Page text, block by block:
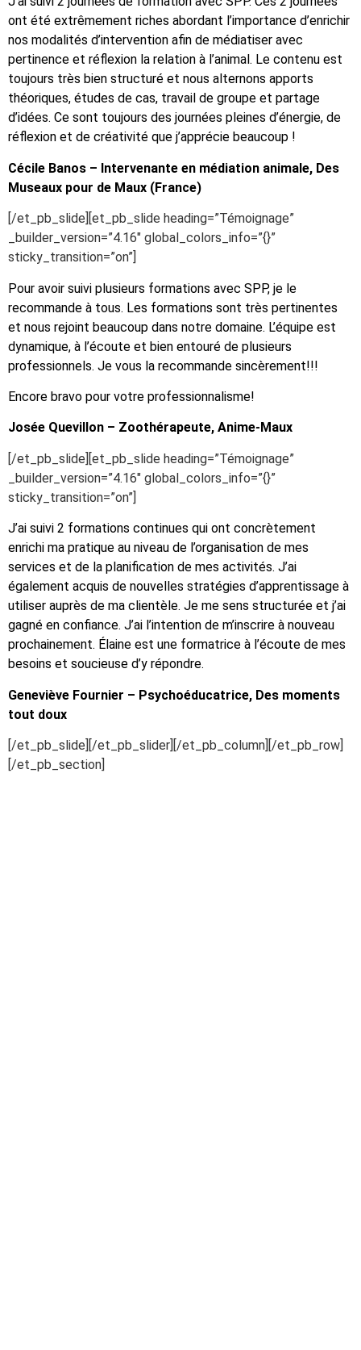
ont été extrêmement riches abordant l’importance d’enrichir
nos modalités d’intervention afin de médiatiser avec
pertinence et réflexion la relation à l’animal. Le contenu est
toujours très bien structuré et nous alternons apports
théoriques, études de cas, travail de groupe et partage
d’idées. Ce sont toujours des journées pleines d’énergie, de
réflexion et de créativité que j’apprécie beaucoup !
Cécile Banos – Intervenante en médiation animale, Des
Museaux pour de Maux (France)
[/et_pb_slide][et_pb_slide heading=”Témoignage”
_builder_version=”4.16″ global_colors_info=”{}”
sticky_transition=”on”]
Pour avoir suivi plusieurs formations avec SPP, je le
recommande à tous. Les formations sont très pertinentes
et nous rejoint beaucoup dans notre domaine. L’équipe est
dynamique, à l’écoute et bien entouré de plusieurs
professionnels. Je vous la recommande sincèrement!!!
Encore bravo pour votre professionnalisme!
Josée Quevillon – Zoothérapeute, Anime-Maux
[/et_pb_slide][et_pb_slide heading=”Témoignage”
_builder_version=”4.16″ global_colors_info=”{}”
sticky_transition=”on”]
J’ai suivi 2 formations continues qui ont concrètement
enrichi ma pratique au niveau de l’organisation de mes
services et de la planification de mes activités. J’ai
également acquis de nouvelles stratégies d’apprentissage à
utiliser auprès de ma clientèle. Je me sens structurée et j’ai
gagné en confiance. J’ai l’intention de m’inscrire à nouveau
prochainement. Élaine est une formatrice à l’écoute de mes
besoins et soucieuse d’y répondre.
Geneviève Fournier – Psychoéducatrice, Des moments
tout doux
[/et_pb_slide][/et_pb_slider][/et_pb_column][/et_pb_row]
[/et_pb_section]